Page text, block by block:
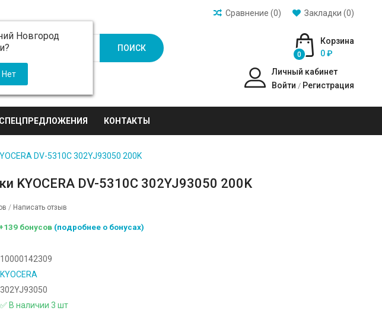
Новгород
Закладки (0)
Сравнение (0)
ПОИСК
Корзина
0
0 ₽
Личный кабинет
Войти / Регистрация
СПЕЦПРЕДЛОЖЕНИЯ КОНТАКТЫ
DV-5310C 302YJ93050 200K
KYOCERA DV-5310C 302YJ93050 200K
/ Написать отзыв
бонусов (подробнее о бонусах)
10000142309
KYOCERA
302YJ93050
✅ В наличии 3 шт